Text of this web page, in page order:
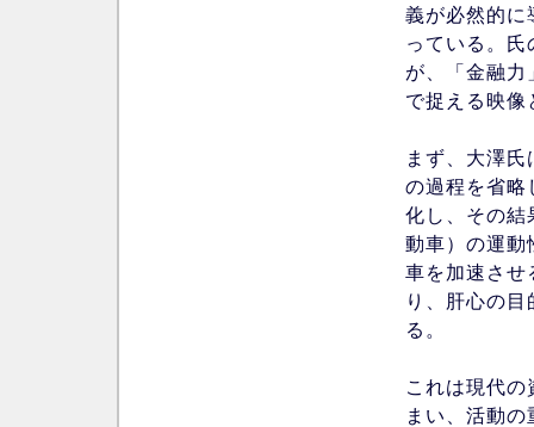
義が必然的に
っている。
が、「金融力
で捉える映像
まず、大澤
の過程を省略
化し、その結
動車）の運動
車を加速させ
り、肝心の
る。
これは現代
まい、活動